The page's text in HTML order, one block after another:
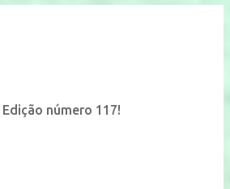
Edição número 117!